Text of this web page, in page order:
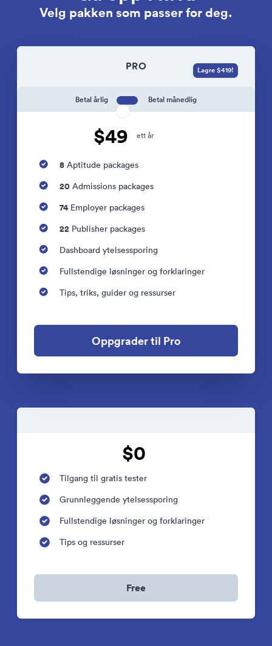
Velg pakken som passer for deg.
PRO
Betal årlig Betal månedlig
$49 ett år
Lagre $419!
8 Aptitude packages
20 Admissions packages
74Employer packages
22 Publisher packages
Dashboard ytelsessporing
Fullstendige løsninger og forklaringer
Tips, triks, guider og ressurser
Oppgrader til Pro
$0
Tilgang til gratis tester
Grunnleggende ytelsessporing
Fullstendige løsninger og forklaringer
Tips og ressurser
Free